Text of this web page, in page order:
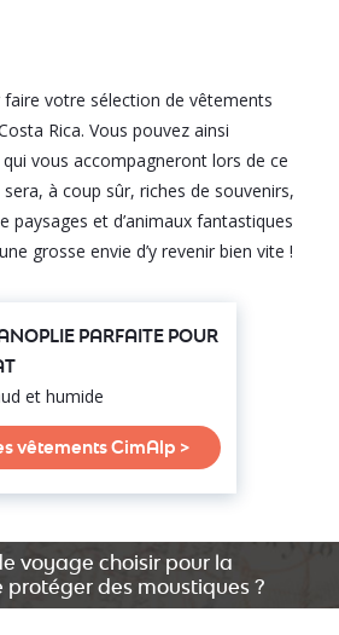
votre sélection de vêtements
Rica. Vous pouvez ainsi
vous accompagneront lors de ce
à coup sûr, riches de souvenirs,
paysages et d’animaux fantastiques
grosse envie d’y revenir bien vite !
PARFAITE POUR
et humide
vêtements CimAlp >
voyage choisir pour la
protéger des moustiques ?